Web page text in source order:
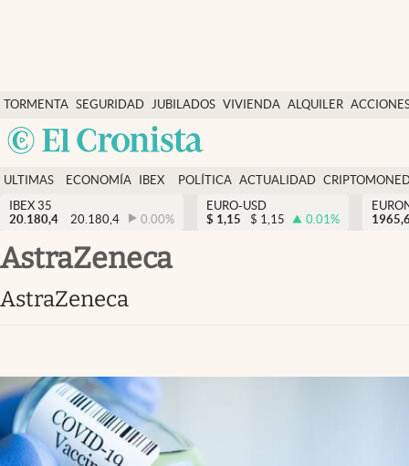
TORMENTA SEGURIDAD
SOCIAL
JUBILADOS VIVIENDA ALQUILER
USA
Economía y finanzas
Política
Actualidad
Criptomonedas
España
ULTIMAS
NOTICIAS
ECONOMÍA
FINANZAS
IBEX
EURO
POLÍTICA ACTUALIDAD
IBEX 35
20.180,4
20.180,4 0.00%
EURO-USD
$ 1,15 $ 1,15 0.01%
AstraZeneca
AstraZeneca